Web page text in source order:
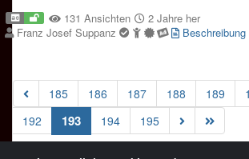
131 Ansichten
2 Jahre her
Franz Josef Suppanz
Beschreibung
185 186 187 188 189
192
193(current)
194 195